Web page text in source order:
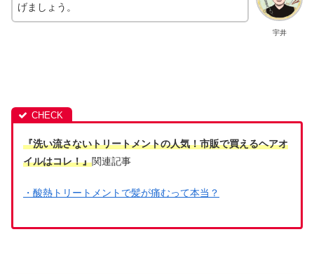
宇井
げましょう。
『洗い流さないトリートメントの人気！市販で買えるヘアオ
イルはコレ！』関連記事
・酸熱トリートメントで髪が痛むって本当？